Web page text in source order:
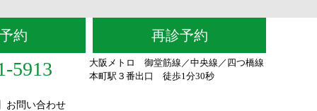
約 再診予約
5913
大阪メトロ 御堂筋線／中央線／四つ橋線
本町駅３番出口 徒歩1分30秒
お問い合わせ